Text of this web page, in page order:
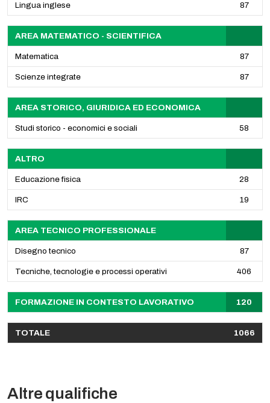
Lingua inglese 87
AREA MATEMATICO - SCIENTIFICA
Matematica 87
Scienze integrate 87
AREA STORICO, GIURIDICA ED ECONOMICA
Studi storico - economici e sociali 58
ALTRO
Educazione fisica 28
IRC 19
AREA TECNICO PROFESSIONALE
Disegno tecnico 87
Tecniche, tecnologie e processi operativi 406
FORMAZIONE IN CONTESTO LAVORATIVO 120
TOTALE 1066
Altre qualifiche